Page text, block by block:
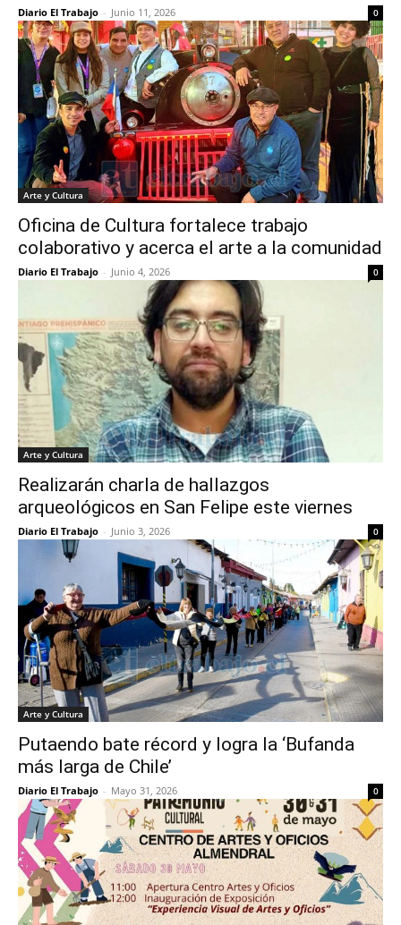
Diario El Trabajo - Junio 11, 2026 0
Arte y Cultura
Oficina de Cultura fortalece trabajo
colaborativo y acerca el arte a la comunidad
Diario El Trabajo - Junio 4, 2026 0
Arte y Cultura
Realizarán charla de hallazgos
arqueológicos en San Felipe este viernes
Diario El Trabajo - Junio 3, 2026 0
Arte y Cultura
Putaendo bate récord y logra la ‘Bufanda
más larga de Chile’
Diario El Trabajo - Mayo 31, 2026 0